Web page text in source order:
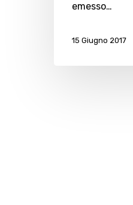
emesso…
15 Giugno 2017